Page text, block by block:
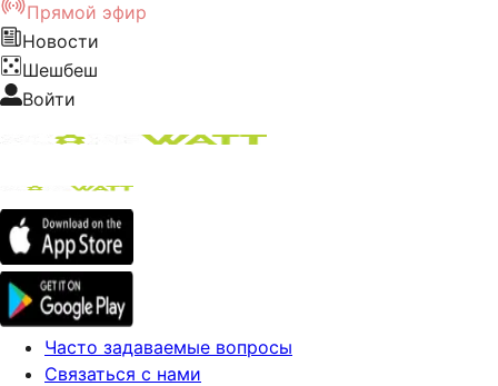
Прямой эфир
Новости
Шешбеш
Войти
Часто задаваемые вопросы
Связаться с нами